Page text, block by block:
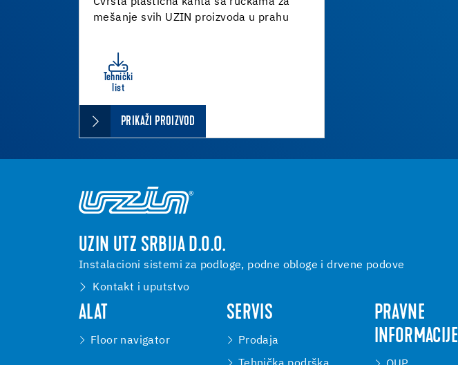
mešanje svih UZIN proizvoda u prahu
Tehnički
list
PRIKAŽI PROIZVOD
UZIN UTZ SRBIJA D.O.O.
Instalacioni sistemi za podloge, podne obloge i drvene podove
Kontakt i uputstvo
ALAT
Floor navigator
SERVIS
Prodaja
PRAVNE
INFORMACIJE